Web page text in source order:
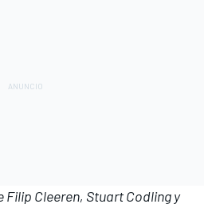
Cleeren, Stuart Codling y